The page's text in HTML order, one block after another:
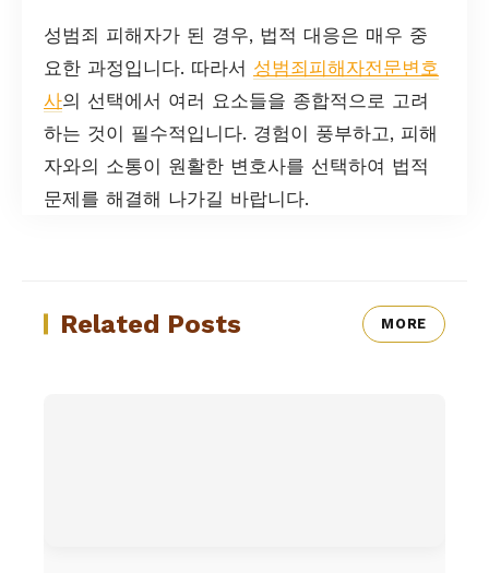
성범죄 피해자가 된 경우, 법적 대응은 매우 중
요한 과정입니다. 따라서 성범죄피해자전문변호
사의 선택에서 여러 요소들을 종합적으로 고려
하는 것이 필수적입니다. 경험이 풍부하고, 피해
자와의 소통이 원활한 변호사를 선택하여 법적
문제를 해결해 나가길 바랍니다.
Related Posts MORE